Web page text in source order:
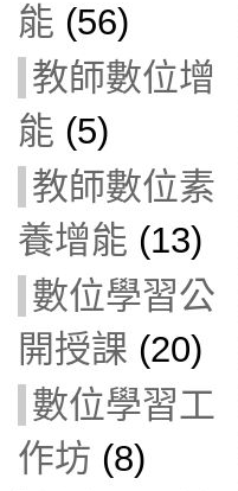
能 (56)
教師數位增
能 (5)
教師數位素
養增能 (13)
數位學習公
開授課 (20)
數位學習工
作坊 (8)